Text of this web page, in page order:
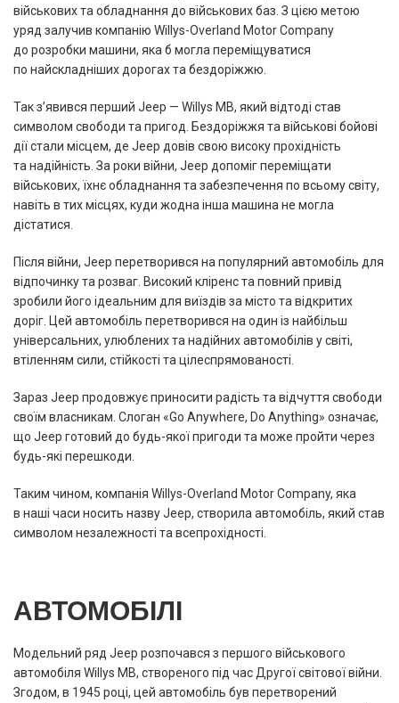
військових та обладнання до військових баз. З цією метою
уряд залучив компанію Willys-Overland Motor Company
до розробки машини, яка б могла переміщуватися
по найскладніших дорогах та бездоріжжю.
Так з’явився перший Jeep — Willys MB, який відтоді став
символом свободи та пригод. Бездоріжжя та військові бойові
дії стали місцем, де Jeep довів свою високу прохідність
та надійність. За роки війни, Jeep допоміг переміщати
військових, їхнє обладнання та забезпечення по всьому світу,
навіть в тих місцях, куди жодна інша машина не могла
дістатися.
Після війни, Jeep перетворився на популярний автомобіль для
відпочинку та розваг. Високий кліренс та повний привід
зробили його ідеальним для виїздів за місто та відкритих
доріг. Цей автомобіль перетворився на один із найбільш
універсальних, улюблених та надійних автомобілів у світі,
втіленням сили, стійкості та цілеспрямованості.
Зараз Jeep продовжує приносити радість та відчуття свободи
своїм власникам. Слоган «Go Anywhere, Do Anything» означає,
що Jeep готовий до будь-якої пригоди та може пройти через
будь-які перешкоди.
Таким чином, компанія Willys-Overland Motor Company, яка
в наші часи носить назву Jeep, створила автомобіль, який став
символом незалежності та всепрохідності.
АВТОМОБІЛІ
Модельний ряд Jeep розпочався з першого військового
автомобіля Willys MB, створеного під час Другої світової війни.
Згодом, в 1945 році, цей автомобіль був перетворений